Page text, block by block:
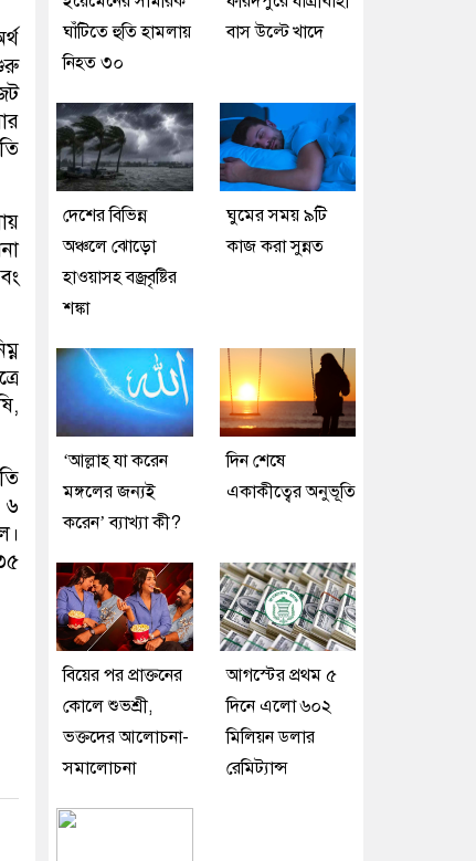
৬
ঘাঁটিতে হুতি হামলায়
নিহত ৩০
বাস উল্টে খাদে
দেশের বিভিন্ন
অঞ্চলে ঝোড়ো
হাওয়াসহ বজ্রবৃষ্টির
শঙ্কা
ঘুমের সময় ৯টি
কাজ করা সুন্নত
‘আল্লাহ যা করেন
মঙ্গলের জন্যই
করেন’ ব্যাখ্যা কী?
দিন শেষে
একাকীত্বের অনুভূতি
বিয়ের পর প্রাক্তনের
কোলে শুভশ্রী,
ভক্তদের আলোচনা-
সমালোচনা
আগস্টের প্রথম ৫
দিনে এলো ৬০২
মিলিয়ন ডলার
রেমিট্যান্স